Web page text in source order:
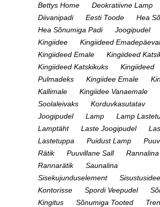
Bettys Home
Deokratiivne Lamp
Diivanipadi
Eesti Toode
Hea
Hea Sõnumiga Padi
Joogipudel
Kingiidee
Kingiideed
Kingiideed Emale
Kingiideed
Kingiideed Katskikuks
Kingiideed
Pulmadeks
Kingiidee Emale
Kallimale
Kingiidee Vanaemale
Soolaleivaks
Korduvkasutatav
Joogipudel
Lamp
Lamp
Lamptäht
Laste Joogipudel
Lastetuppa
Puidust Lamp
Rätik
Puuvillane Sall
Rannalina
Rannarätik
Saunalina
Sisekujunduselement
Kontorisse
Spordi Veepudel
Kingitus
Sõnumiga Tooted